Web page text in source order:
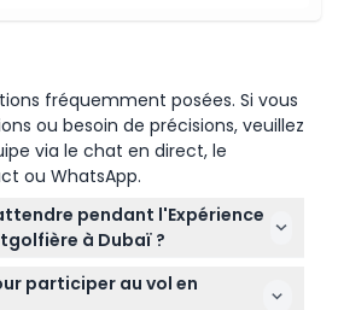
fréquemment posées. Si vous
ou besoin de précisions, veuillez
via le chat en direct, le
ou WhatsApp.
pendant l'Expérience
à Dubaï ?
aventure de 5 heures
en charge à l'hôtel, un vol
participer au vol en